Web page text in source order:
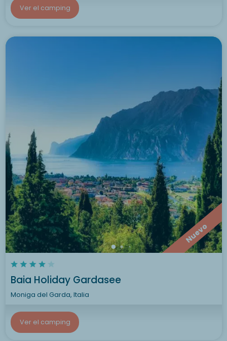
Ver el camping
Nuevo
Baia Holiday Gardasee
Moniga del Garda, Italia
Ver el camping